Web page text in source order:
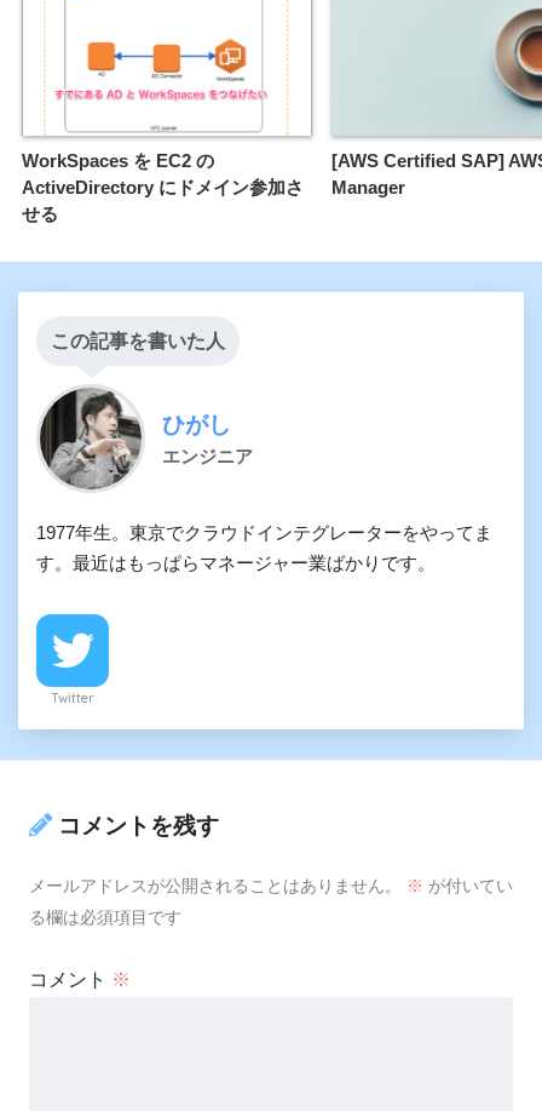
WorkSpaces を EC2 の
ActiveDirectory にドメイン参加さ
せる
[AWS Certified SAP]
Manager
この記事を書いた人
ひがし
エンジニア
1977年生。東京でクラウドインテグレーターをやってま
す。最近はもっぱらマネージャー業ばかりです。
Twitter
コメントを残す
メールアドレスが公開されることはありません。 ※ が付いてい
る欄は必須項目です
コメント ※